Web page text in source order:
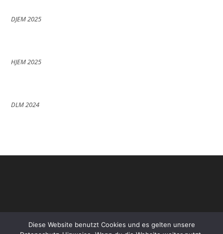
DJEM 2025
HJEM 2025
DLM 2024
Diese Website benutzt Cookies und es gelten unsere